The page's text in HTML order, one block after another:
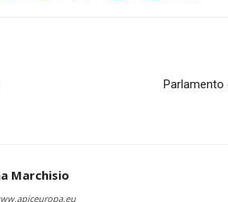
Parlamento
Marchisio